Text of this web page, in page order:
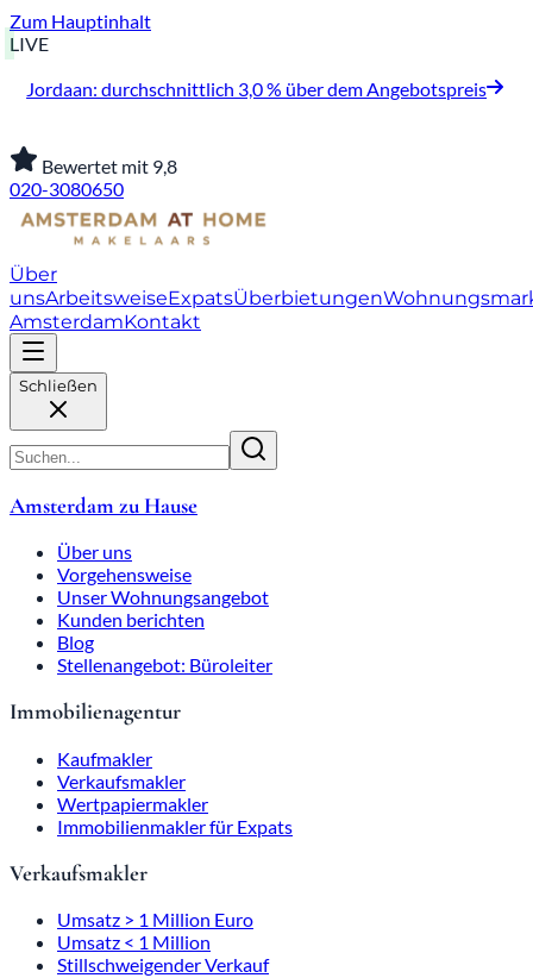
Zum Hauptinhalt
LIVE
Jordaan: durchschnittlich 3,0 % über dem Angebotspreis
Bewertet mit 9,8
020-3080650
Über
unsArbeitsweiseExpatsÜberbietungen
AmsterdamKontakt
Schließen
Amsterdam zu Hause
Über uns
Vorgehensweise
Unser Wohnungsangebot
Kunden berichten
Blog
Stellenangebot: Büroleiter
Immobilienagentur
Kaufmakler
Verkaufsmakler
Wertpapiermakler
Immobilienmakler für Expats
Verkaufsmakler
Umsatz > 1 Million Euro
Umsatz < 1 Million
Stillschweigender Verkauf